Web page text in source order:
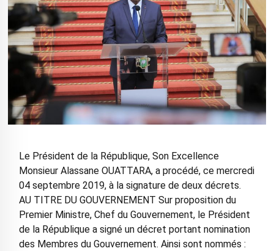
Le Président de la République, Son Excellence
Monsieur Alassane OUATTARA, a procédé, ce mercredi
04 septembre 2019, à la signature de deux décrets.
AU TITRE DU GOUVERNEMENT Sur proposition du
Premier Ministre, Chef du Gouvernement, le Président
de la République a signé un décret portant nomination
des Membres du Gouvernement. Ainsi sont nommés :